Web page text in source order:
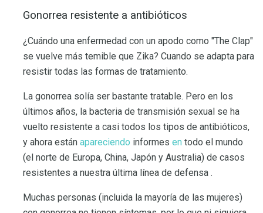
Gonorrea resistente a antibióticos
¿Cuándo una enfermedad con un apodo como "The Clap"
se vuelve más temible que Zika? Cuando se adapta para
resistir todas las formas de tratamiento.
La gonorrea solía ser bastante tratable. Pero en los
últimos años, la bacteria de transmisión sexual se ha
vuelto resistente a casi todos los tipos de antibióticos,
y ahora están apareciendo informes en todo el mundo
(el norte de Europa, China, Japón y Australia) de casos
resistentes a nuestra última línea de defensa .
Muchas personas (incluida la mayoría de las mujeres)